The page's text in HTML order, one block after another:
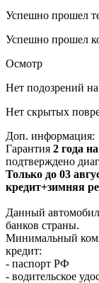
Успешно прошел
Успешно прошел
Осмотр
Нет подозрений
Нет скрытых
Доп. информация:
Гарантия 2 года
подтверждено
Только до 03
кредит+зимняя
Данный
банков страны.
Минимальный
кредит:
- паспорт РФ
- водительское